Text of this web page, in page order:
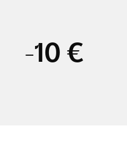
Sehr schönes
Amazon-Benutzer
-10 €